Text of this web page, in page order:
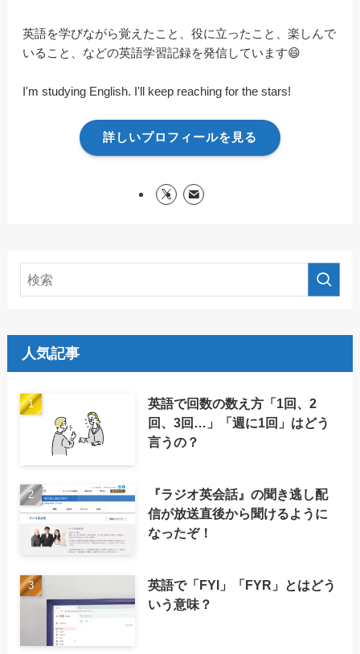
英語を学びながら覚えたこと、役に立ったこと、楽しんで
いること、などの英語学習記録を発信しています😄
I'm studying English. I'll keep reaching for the stars!
詳しいプロフィールを見る
人気記事
英語で回数の数え方「1回、2
回、3回…」「週に1回」はどう
言うの？
『ラジオ英会話』の聞き逃し配
信が放送直後から聞けるように
なったぞ！
英語で「FYI」「FYR」とはどう
いう意味？